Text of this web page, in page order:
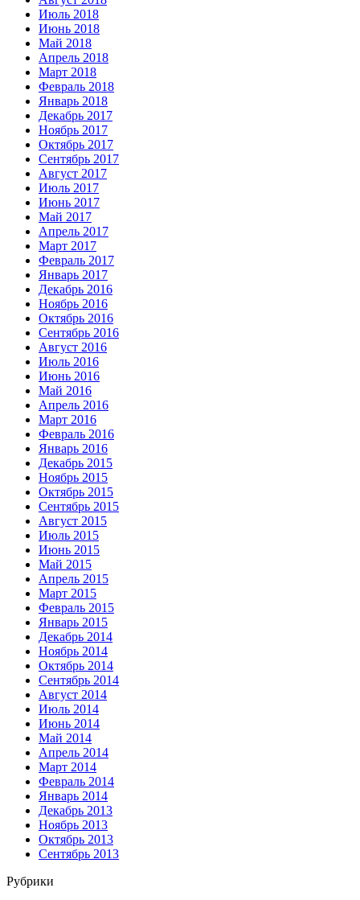
Июль 2018
Июнь 2018
Май 2018
Апрель 2018
Март 2018
Февраль 2018
Январь 2018
Декабрь 2017
Ноябрь 2017
Октябрь 2017
Сентябрь 2017
Август 2017
Июль 2017
Июнь 2017
Май 2017
Апрель 2017
Март 2017
Февраль 2017
Январь 2017
Декабрь 2016
Ноябрь 2016
Октябрь 2016
Сентябрь 2016
Август 2016
Июль 2016
Июнь 2016
Май 2016
Апрель 2016
Март 2016
Февраль 2016
Январь 2016
Декабрь 2015
Ноябрь 2015
Октябрь 2015
Сентябрь 2015
Август 2015
Июль 2015
Июнь 2015
Май 2015
Апрель 2015
Март 2015
Февраль 2015
Январь 2015
Декабрь 2014
Ноябрь 2014
Октябрь 2014
Сентябрь 2014
Август 2014
Июль 2014
Июнь 2014
Май 2014
Апрель 2014
Март 2014
Февраль 2014
Январь 2014
Декабрь 2013
Ноябрь 2013
Октябрь 2013
Сентябрь 2013
Рубрики